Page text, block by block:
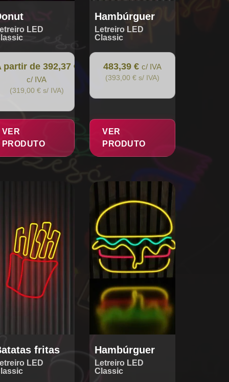
LED
partir de 392,37 €
c/ IVA
(319,00 € s/ IVA)
VER
PRODUTO
Hambúrguer
Letreiro LED
Classic
483,39 € c/ IVA
(393,00 € s/ IVA)
VER
PRODUTO
fritas
LED
Hambúrguer
Letreiro LED
Classic
has
multiple
variants.
The
options
may
chosen
on
product
page